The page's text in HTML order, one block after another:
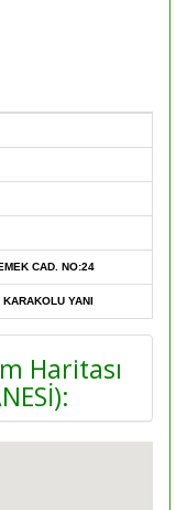
CAD. NO:24
YANI
Haritası